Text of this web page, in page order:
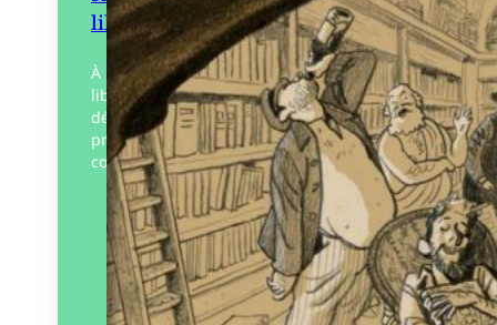
libraire
À l’occasion du 160e anniversaire de sa
librairie, Léon Durance a décidé de
délivrer quelques-uns de ses souvenirs
professionnels et de nous prodiguer ses
conseils. De la réalité…
Éditeur :La Fabrique du livre
Paru le 10/06/2024